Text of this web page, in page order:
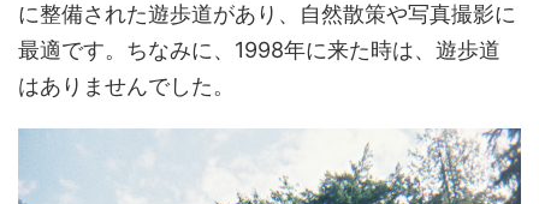
に整備された遊歩道があり、自然散策や写真撮影に
最適です。ちなみに、1998年に来た時は、遊歩道
はありませんでした。